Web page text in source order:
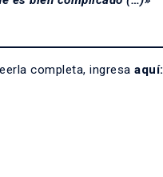
completa, ingresa aquí: